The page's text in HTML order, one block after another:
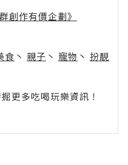
創作有價企劃》
食 丶 親子 丶 寵物 丶 扮靚
更多吃喝玩樂資訊！